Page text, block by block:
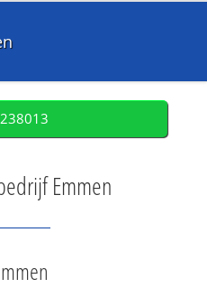
Emmen